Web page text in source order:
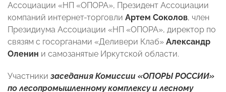
Ассоциации «НП «ОПОРА», Президент Ассоциации
компаний интернет-торговли Артем Соколов, член
Президиума Ассоциации «НП «ОПОРА», директор по
связям с госорганами «Деливери Клаб» Александр
Оленин и самозанятые Иркутской области.
Участники заседания Комиссии «ОПОРЫ РОССИИ»
по лесопромышленному комплексу и лесному